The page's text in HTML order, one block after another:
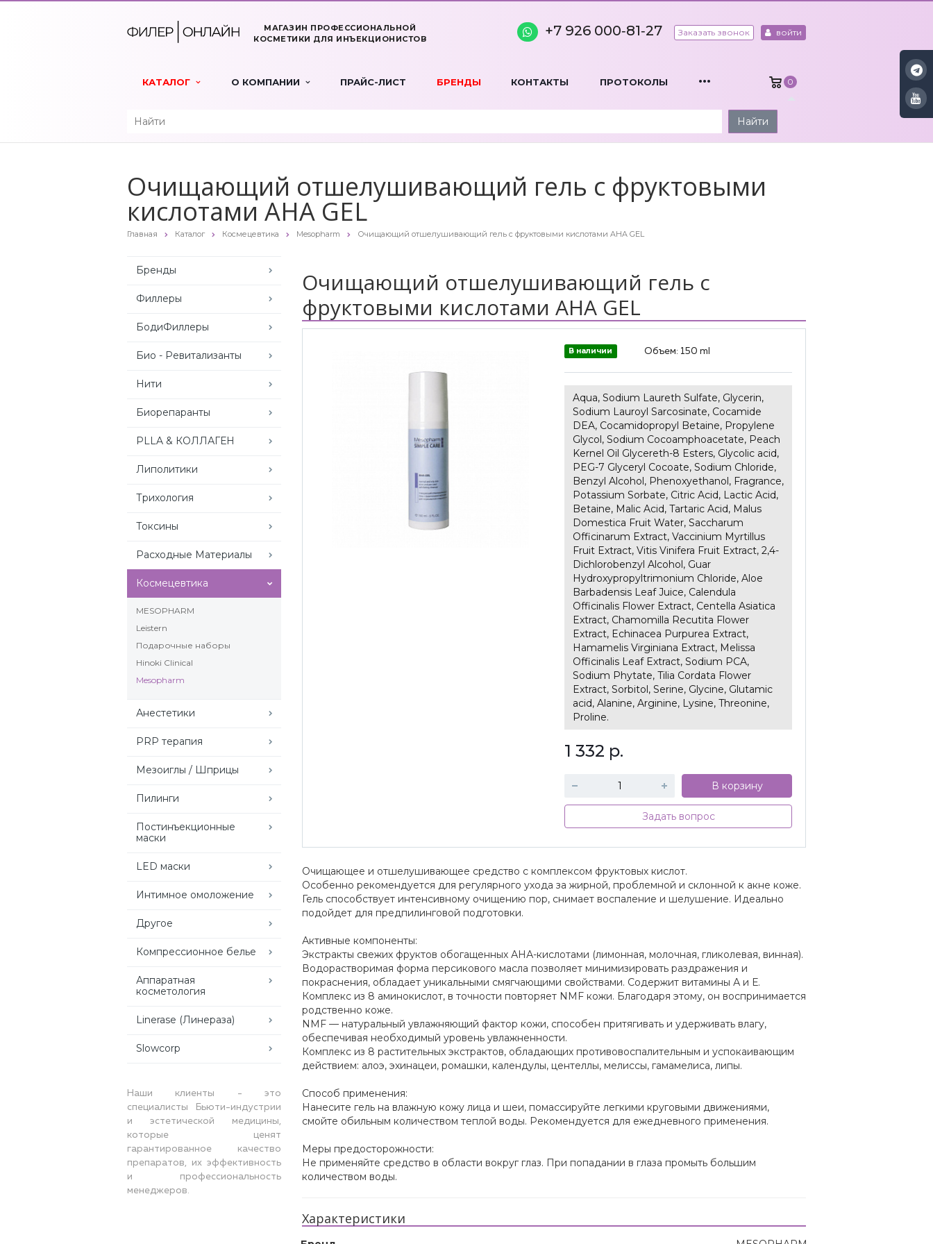
МАГАЗИН ПРОФЕССИОНАЛЬНОЙ
КОСМЕТИКИ ДЛЯ ИНЪЕКЦИОНИСТОВ
войти
Заказать звонок
+7 926 000‑81‑27
КАТАЛОГ О КОМПАНИИ ПРАЙС-ЛИСТ БРЕНДЫ КОНТАКТЫ ПРОТОКОЛЫ ... 0
Найти
Очищающий отшелушивающий гель с фруктовыми
кислотами AHA GEL
Главная Каталог Космецевтика Mesopharm Очищающий отшелушивающий гель с фруктовыми кислотами AHA GEL
Бренды
Филлеры
БодиФиллеры
Био - Ревитализанты
Нити
Биорепаранты
PLLA & КОЛЛАГЕН
Липолитики
Трихология
Токсины
Расходные Материалы
Космецевтика
MESOPHARM
Leistern
Подарочные наборы
Hinoki Clinical
Mesopharm
Анестетики
PRP терапия
Мезоиглы / Шприцы
Пилинги
Постинъекционные
маски
LED маски
Интимное омоложение
Другое
Компрессионное белье
Аппаратная
косметология
Linerase (Линераза)
Slowcorp
Наши клиенты - это
специалисты Бьюти-индустрии
и эстетической медицины,
которые ценят
гарантированное качество
препаратов, их эффективность
и профессиональность
менеджеров.
Очищающий отшелушивающий гель с
фруктовыми кислотами AHA GEL
В наличии Объем: 150 ml
Aqua, Sodium Laureth Sulfate, Glycerin,
Sodium Lauroyl Sarcosinate, Cocamide
DEA, Cocamidopropyl Betaine, Propylene
Glycol, Sodium Cocoamphoacetate, Peach
Kernel Oil Glycereth-8 Esters, Glycolic acid,
PEG-7 Glyceryl Cocoate, Sodium Chloride,
Benzyl Alcohol, Phenoxyethanol, Fragrance,
Potassium Sorbate, Citric Acid, Lactic Acid,
Betaine, Malic Acid, Tartaric Acid, Malus
Domestica Fruit Water, Saccharum
Officinarum Extract, Vaccinium Myrtillus
Fruit Extract, Vitis Vinifera Fruit Extract, 2,4-
Dichlorobenzyl Alcohol, Guar
Hydroxypropyltrimonium Chloride, Aloe
Barbadensis Leaf Juice, Calendula
Officinalis Flower Extract, Centella Asiatica
Extract, Chamomilla Recutita Flower
Extract, Echinacea Purpurea Extract,
Hamamelis Virginiana Extract, Melissa
Officinalis Leaf Extract, Sodium PCA,
Sodium Phytate, Tilia Cordata Flower
Extract, Sorbitol, Serine, Glycine, Glutamic
acid, Alanine, Arginine, Lysine, Threonine,
Proline.
1 332 р.
В корзину
Задать вопрос
Очищающее и отшелушивающее средство с комплексом фруктовых кислот.
Особенно рекомендуется для регулярного ухода за жирной, проблемной и склонной к акне коже.
Гель способствует интенсивному очищению пор, снимает воспаление и шелушение. Идеально
подойдет для предпилинговой подготовки.
Активные компоненты:
Экстракты свежих фруктов обогащенных АНА-кислотами (лимонная, молочная, гликолевая, винная).
Водорастворимая форма персикового масла позволяет минимизировать раздражения и
покраснения, обладает уникальными смягчающими свойствами. Содержит витамины А и Е.
Комплекс из 8 аминокислот, в точности повторяет NMF кожи. Благодаря этому, он воспринимается
родственно коже.
NMF — натуральный увлажняющий фактор кожи, способен притягивать и удерживать влагу,
обеспечивая необходимый уровень увлажненности.
Комплекс из 8 растительных экстрактов, обладающих противовоспалительным и успокаивающим
действием: алоэ, эхинацеи, ромашки, календулы, центеллы, мелиссы, гамамелиса, липы.
Способ применения:
Нанесите гель на влажную кожу лица и шеи, помассируйте легкими круговыми движениями,
смойте обильным количеством теплой воды. Рекомендуется для ежедневного применения.
Меры предосторожности:
Не применяйте средство в области вокруг глаз. При попадании в глаза промыть большим
количеством воды.
Характеристики